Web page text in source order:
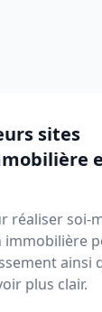
sites
réaliser soi-
ainsi
plus clair.